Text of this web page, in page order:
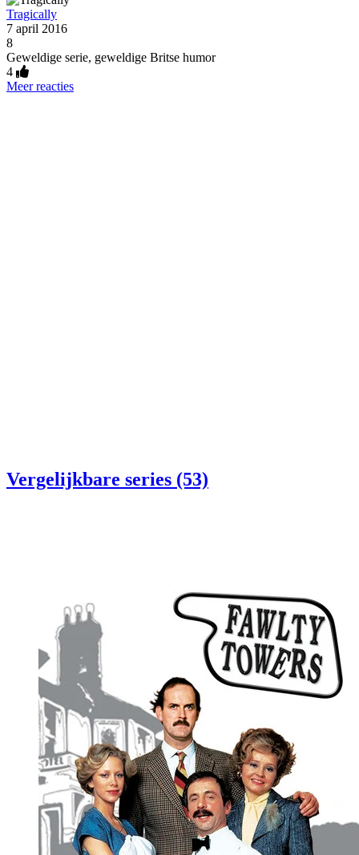
Tragically
7 april 2016
8
Geweldige serie, geweldige Britse humor
4
Meer reacties
Vergelijkbare series (53)